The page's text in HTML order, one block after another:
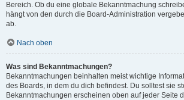
Bereich. Ob du eine globale Bekanntmachung
hängt von den durch die Board-Administration
ab.
Nach oben
Was sind Bekanntmachungen?
Bekanntmachungen beinhalten meist wichtige
des Boards, in dem du dich befindest. Du solltest sie
Bekanntmachungen erscheinen oben auf jeder Seite